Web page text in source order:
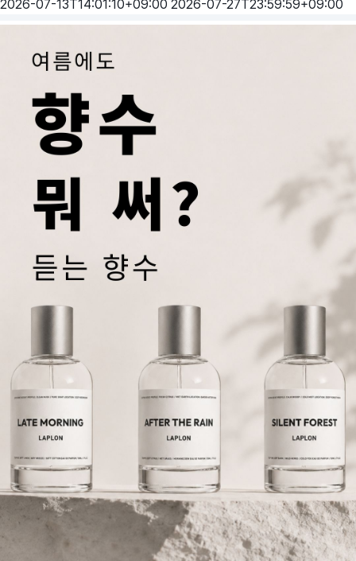
2026-07-13T14:01:10+09:00 2026-07-27T23:59:59+09:00